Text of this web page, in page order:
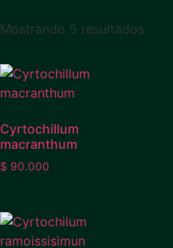
Mostrando 5 resultados
Cyrtochillum
macranthum
$ 90.000